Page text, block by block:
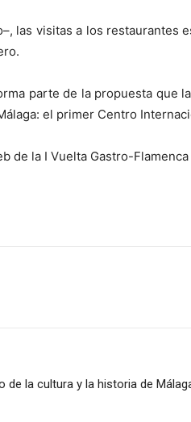
las visitas a los restaurantes
parte de la propuesta que
el primer Centro
de la I Vuelta Gastro-Flamenca
de la cultura y la historia de